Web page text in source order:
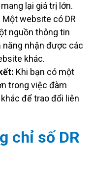
lại giá trị lớn.
Một website có DR
nguồn thông tin
năng nhận được các
khác.
Khi bạn có một
trong việc đàm
để trao đổi liên
chỉ số DR